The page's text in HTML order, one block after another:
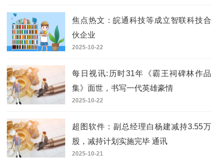
焦点热文：皖通科技等成立智联科技合
伙企业
2025-10-22
每日视讯:历时31年《霸王祠碑林作品
集》面世，书写一代英雄豪情
2025-10-22
超图软件：副总经理白杨建减持3.55万
股，减持计划实施完毕 通讯
2025-10-21